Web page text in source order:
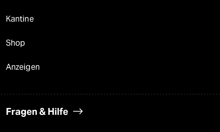
Kantine
Shop
Anzeigen
Fragen & Hilfe